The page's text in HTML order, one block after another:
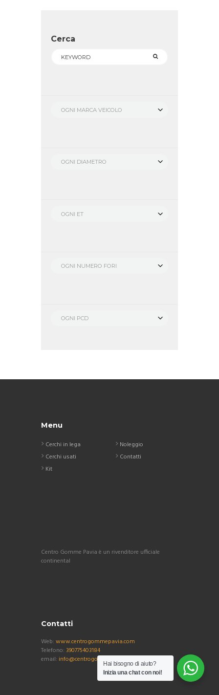
Cerca
OGNI MARCA VEICOLO
OGNI DIAMETRO
OGNI ET
OGNI NUMERO FORI
OGNI PCD
Menu
Cerchi in lega
Cerchi usati
Kit
Noleggio
Contatti
Centro Gomme Pavia è un rivenditore ufficiale
continental
Contatti
Web: www.centrogommepavia.com
Telefono: 390775403184
email: info@centrogommepavia.com
Hai bisogno di aiuto?
Inizia una chat con noi!